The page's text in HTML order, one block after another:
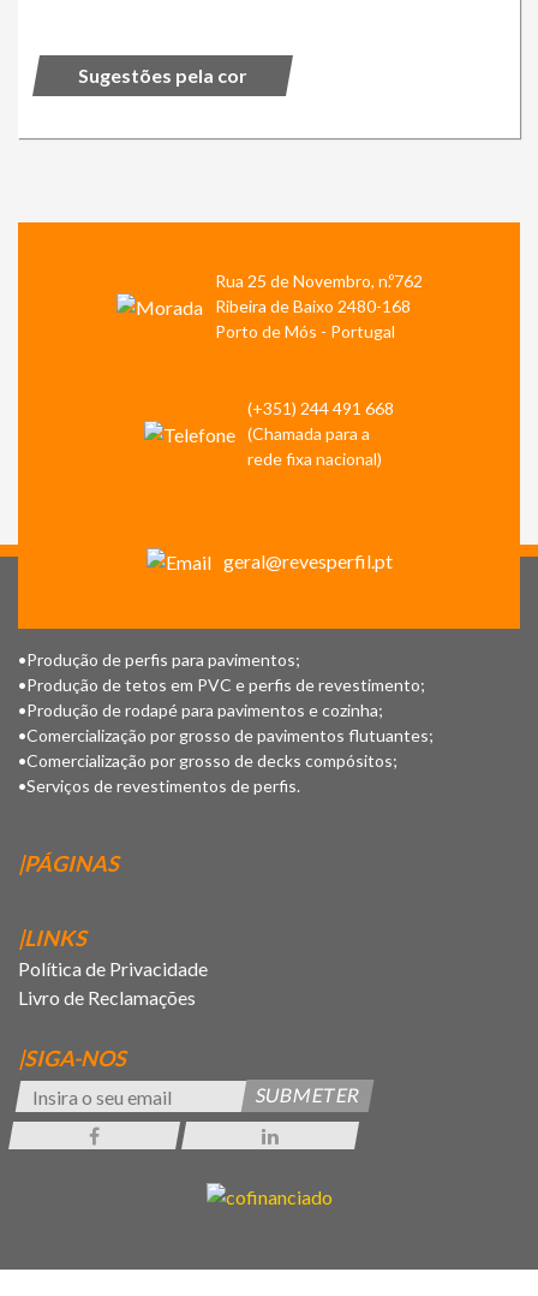
Sugestões pela cor
Rua 25 de Novembro, n.º762
Ribeira de Baixo 2480-168
Porto de Mós - Portugal
(+351) 244 491 668
(Chamada para a
rede fixa nacional)
geral@revesperfil.pt
•Produção de perfis para pavimentos;
•Produção de tetos em PVC e perfis de revestimento;
•Produção de rodapé para pavimentos e cozinha;
•Comercialização por grosso de pavimentos flutuantes;
•Comercialização por grosso de decks compósitos;
•Serviços de revestimentos de perfis.
|PÁGINAS
|LINKS
Política de Privacidade
Livro de Reclamações
|SIGA-NOS
SUBMETER